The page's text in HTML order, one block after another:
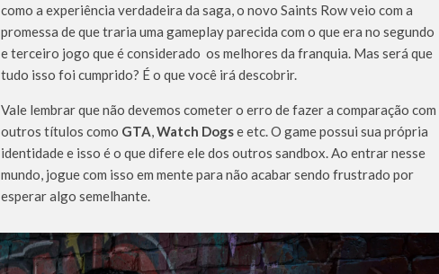
como a experiência verdadeira da saga, o novo Saints Row veio com a
promessa de que traria uma gameplay parecida com o que era no segundo
e terceiro jogo que é considerado os melhores da franquia. Mas será que
tudo isso foi cumprido? É o que você irá descobrir.
Vale lembrar que não devemos cometer o erro de fazer a comparação com
outros títulos como GTA,Watch Dogse etc. O game possui sua própria
identidade e isso é o que difere ele dos outros sandbox. Ao entrar nesse
mundo, jogue com isso em mente para não acabar sendo frustrado por
esperar algo semelhante.